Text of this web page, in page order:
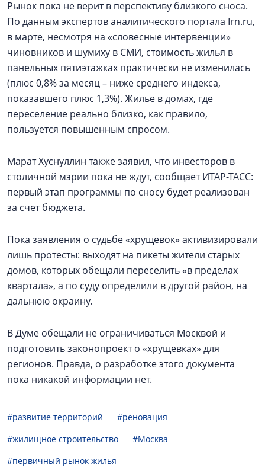
Рынок пока не верит в перспективу близкого сноса.
По данным экспертов аналитического портала Irn.ru,
в марте, несмотря на «словесные интервенции»
чиновников и шумиху в СМИ, стоимость жилья в
панельных пятиэтажках практически не изменилась
(плюс 0,8% за месяц – ниже среднего индекса,
показавшего плюс 1,3%). Жилье в домах, где
переселение реально близко, как правило,
пользуется повышенным спросом.
Марат Хуснуллин также заявил, что инвесторов в
столичной мэрии пока не ждут, сообщает ИТАР-ТАСС:
первый этап программы по сносу будет реализован
за счет бюджета.
Пока заявления о судьбе «хрущевок» активизировали
лишь протесты: выходят на пикеты жители старых
домов, которых обещали переселить «в пределах
квартала», а по суду определили в другой район, на
дальнюю окраину.
В Думе обещали не ограничиваться Москвой и
подготовить законопроект о «хрущевках» для
регионов. Правда, о разработке этого документа
пока никакой информации нет.
#развитие территорий
#реновация
#жилищное строительство
#Москва
#первичный рынок жилья